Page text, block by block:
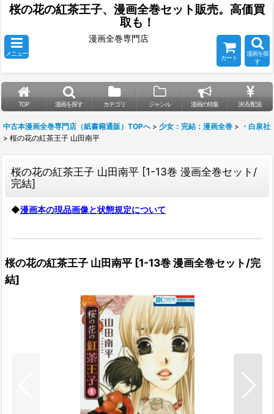
桜の花の紅茶王子、漫画全巻セット販売。高価買
取も！
メニュー
漫画全巻専門店
カート
漫画を探
す
TOP 漫画を探す カテゴリ ジャンル 漫画の特集 決済/配送
中古本漫画全巻専門店（紙書籍通販）TOPへ > 少女：完結：漫画全巻 > ・白泉社
> 桜の花の紅茶王子 山田南平
桜の花の紅茶王子 山田南平 [1-13巻 漫画全巻セット/
完結]
◆漫画本の現品画像と状態規定について
桜の花の紅茶王子 山田南平 [1-13巻 漫画全巻セット/完
結]